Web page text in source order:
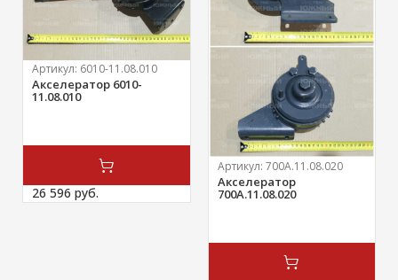
Артикул: 6010-11.08.010
Акселератор 6010-
11.08.010
26 596 руб.
Артикул: 700А.11.08.020
Акселератор
700А.11.08.020